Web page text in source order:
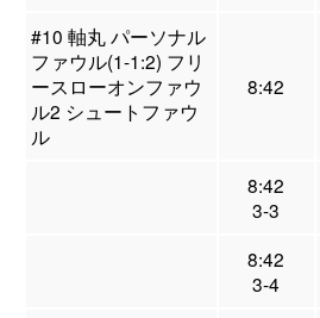
#10 軸丸 パーソナル
ファウル(1-1:2) フリ
ースローオンファウ
ル2 シュートファウ
ル
8:42
8:42
3-3
8:42
3-4